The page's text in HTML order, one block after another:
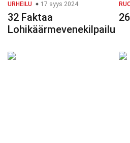
URHEILU 17 syys 2024
32 Faktaa
Lohikäärmevenekilpailu